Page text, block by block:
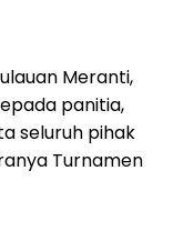
Meranti,
panitia,
seluruh pihak
Turnamen